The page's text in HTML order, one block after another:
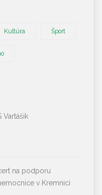
Kultúra Šport
Vartášik
na podporu
v Kremnici